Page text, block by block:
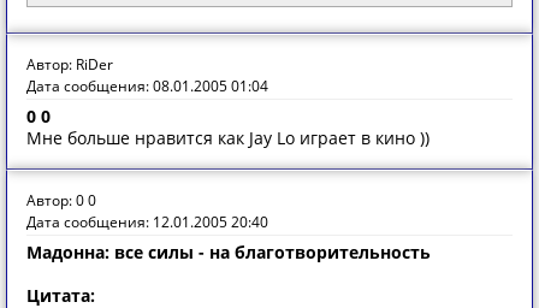
Автор: RiDer
Дата сообщения: 08.01.2005 01:04
0 0
Мне больше нравится как Jay Lo играет в кино ))
Автор: 0 0
Дата сообщения: 12.01.2005 20:40
Мадонна: все силы - на благотворительность
Цитата: